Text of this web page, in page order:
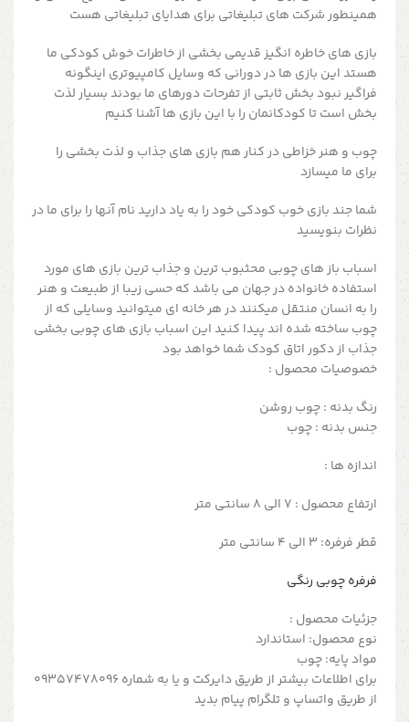
همینطور شرکت های تبلیغاتی برای هدایای تبلیغاتی هست
بازی های خاطره انگیز قدیمی بخشی از خاطرات خوش کودکی ما
هستد این بازی ها در دورانی که وسایل کامپیوتری اینگونه
فراگیر نبود بخش ثابتی از تفرحات دورهای ما بودند بسیار لذت
بخش است تا کودکانمان را با این بازی ها آشنا کنیم
چوب و هنر خزاطی در کنار هم بازی های جذاب و لذت بخشی را
برای ما میسازد
شما جند بازی خوب کودکی خود را به یاد دارید نام آنها را برای ما در
نظرات بنویسید
اسباب باز های چوبی محثبوب ترین و جذاب ترین بازی های مورد
استفاده خانواده در جهان می باشد که حسی زیبا از طبیعت و هنر
را به انسان منتقل میکنند در هر خانه ای میتوانید وسایلی که از
چوب ساخته شده اند پیدا کنید این اسباب بازی های چوبی بخشی
جذاب از دکور اتاق کودک شما خواهد بود
خصوصیات محصول :
رنگ بدنه : چوب روشن
جنس بدنه : چوب
اندازه ها :
ارتفاع محصول : 7 الی 8 سانتی متر
قطر فرفره: 3 الی 4 سانتی متر
فرفره چوبی رنگی
جزئیات محصول :
نوع محصول: استاندارد
مواد پایه: چوب
برای اطلاعات بیشتر از طریق دایرکت و یا به شماره 09357478096
از طریق واتساپ و تلگرام پیام بدید